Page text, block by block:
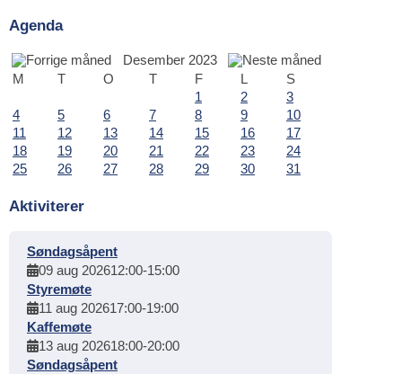
Agenda
Desember 2023
M
T O T F L
S
1
2
3
4
5 6 7 8 9
10
11
12 13 14 15 16
17
18
19 20 21 22 23
24
25
26 27 28 29 30 31
Aktiviterer
Søndagsåpent
09 aug 202612:00-15:00
Styremøte
11 aug 202617:00-19:00
Kaffemøte
13 aug 202618:00-20:00
Søndagsåpent